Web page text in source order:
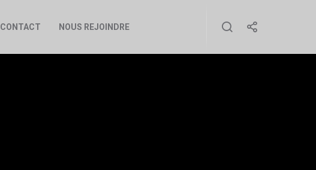
CONTACT NOUS REJOINDRE